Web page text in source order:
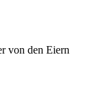
von den Eiern